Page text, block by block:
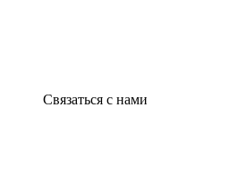
Связаться с нами